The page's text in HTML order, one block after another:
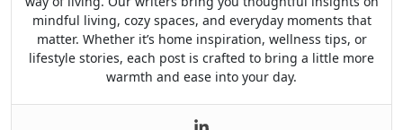
mindful living, cozy spaces, and everyday moments that
matter. Whether it’s home inspiration, wellness tips, or
lifestyle stories, each post is crafted to bring a little more
warmth and ease into your day.